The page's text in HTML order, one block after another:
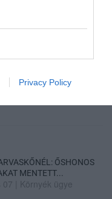
Privacy Policy
|Eger ügye
ŐSHONOS
MENTETT...
07 Környék ügye